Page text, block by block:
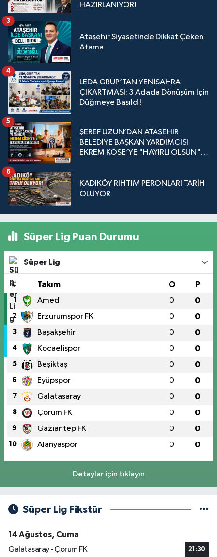
HAZIRLANIYOR!
Ataşehir Siyasetinde Dikkat Çeken
Atama
3
LEDA GRUP’TAN YENİSAHRA
ÇIKARTMASI: 3 Adada Dönüşüm İçin
Düğmeye Basıldı!
4
ŞEREF UZUN’DAN ATAŞEHİR
BELEDİYE BAŞKAN YARDIMCISI
EKREM KÖSE’YE "HAYIRLI OLSUN"
5
KADIKÖY RIHTIM PERONLARI TARİH
OLUYOR
6
Süper Lig Puan Durumu
Süper Lig
# Takım O P
1 Amed 0 0
2 Erzurumspor FK 0 0
3 Başakşehir 0 0
4 Kocaelispor 0 0
5 Beşiktaş 0 0
6 Eyüpspor 0 0
7 Galatasaray 0 0
8 Çorum FK 0 0
9 Gaziantep FK 0 0
10 Alanyaspor 0 0
Detaylar için tıklayın
Süper Lig Fikstür
14 Ağustos, Cuma
Galatasaray - Çorum FK
21:30